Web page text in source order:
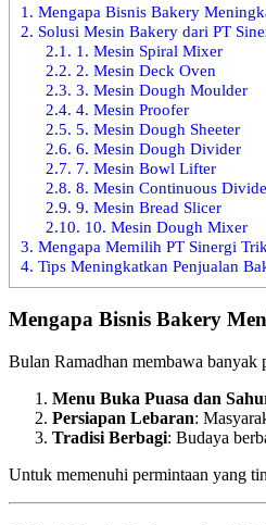
1. Mengapa Bisnis Bakery
2. Solusi Mesin Bakery dari PT
2.1. 1. Mesin Spiral Mixer
2.2. 2. Mesin Deck Oven
2.3. 3. Mesin Dough Moulder
2.4. 4. Mesin Proofer
2.5. 5. Mesin Dough Sheeter
2.6. 6. Mesin Dough Divider
2.7. 7. Mesin Bowl Lifter
2.8. 8. Mesin Continuous
2.9. 9. Mesin Bread Slicer
2.10. 10. Mesin Dough Mixer
3. Mengapa Memilih PT Sinergi
4. Tips Meningkatkan Penjualan
Mengapa Bisnis Bakery
Bulan Ramadhan membawa banyak
Menu Buka Puasa dan
Persiapan Lebaran:
Tradisi Berbagi: Budaya
Untuk memenuhi permintaan yang